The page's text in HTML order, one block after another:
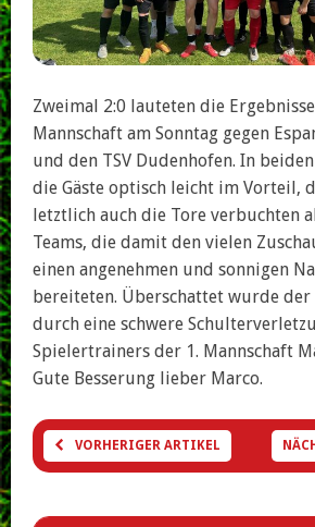
Zweimal 2:0 lauteten die
Mannschaft am Sonntag gegen
und den TSV Dudenhofen. In
die Gäste optisch leicht im Vorteil,
letztlich auch die Tore verbuchten
Teams, die damit den vielen
einen angenehmen und sonnigen
bereiteten. Überschattet wurde
durch eine schwere
Spielertrainers der 1. Mannschaft
Gute Besserung lieber Marco.
VORHERIGER ARTIKEL